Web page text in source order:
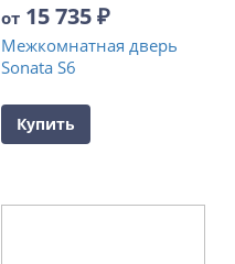
от 15 735₽
Межкомнатная дверь
Sonata S6
Купить